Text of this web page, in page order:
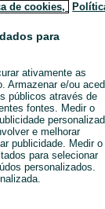
mensagem
de cookies,
para
ativamente as
Armazenar e/ou
públicos através de
fontes. Medir o
e melhorar
publicidade. Medir o
para selecionar
personalizados.